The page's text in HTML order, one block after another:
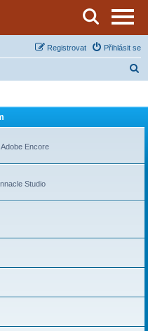
Přihlásit se
Registrovat
Encore
Studio